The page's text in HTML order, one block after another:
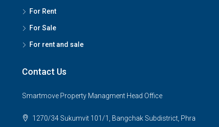
For Rent
For Sale
For rent and sale
Contact Us
Smartmove Property Managment Head Office
1270/34 Sukumvit 101/1, Bangchak Subdistrict, Phra